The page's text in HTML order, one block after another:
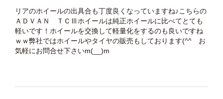
リアのホイールの出具合も丁度良くなっていますね♪こちらの
ＡＤＶＡＮ ＴＣⅢホイールは純正ホイールに比べてとても
軽いです！ホイールを交換して軽量化をするのも良いですね
ｗｗ弊社ではホイールやタイヤの販売もしております(^^ゞお
気軽にお問合せ下さいm(__)m